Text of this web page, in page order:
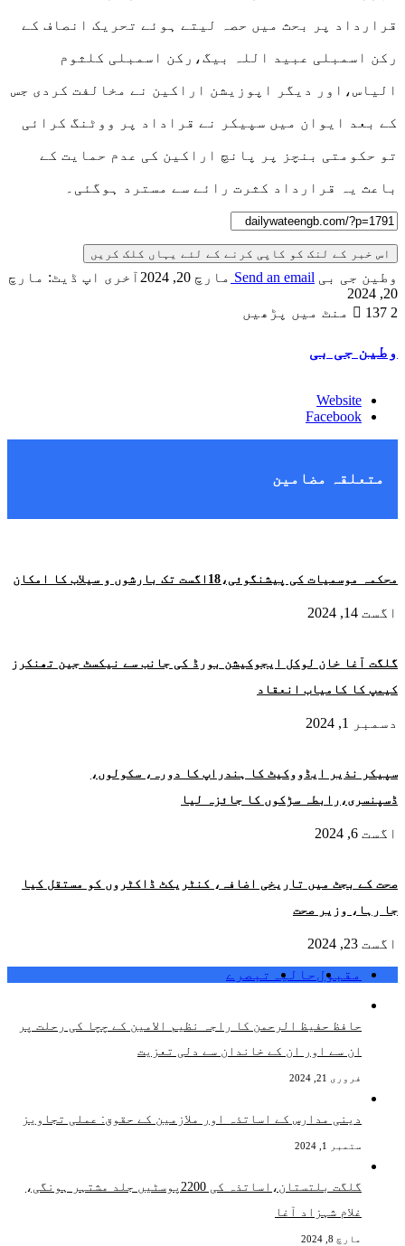
قرارداد پر بحث میں حصہ لیتے ہوئے تحریک انصاف کے
رکن اسمبلی عبید اللہ بیگ،رکن اسمبلی کلثوم
الیاس،اور دیگر اپوزیشن اراکین نے مخالفت کردی جس
کے بعد ایوان میں سپیکر نے قراداد پر ووٹنگ کرائی
تو حکومتی بنچز پر پانچ اراکین کی عدم حمایت کے
باعث یہ قرارداد کثرت رائے سے مسترد ہوگئی۔
اس خبر کے لنک کو کاپی کرنے کے لئے یہاں کلک کریں
وطین جی بی Send an email مارچ 20, 2024
آخری اپ ڈیٹ: مارچ
20, 2024
137 2 منٹ میں پڑھیں
وطین جی بی
Website
Facebook
متعلقہ مضامین
محکمہ موسمیات کی پیشنگوئی،18اگست تک بارشوں و سیلاب کا امکان
اگست 14, 2024
گلگت آغا خان لوکل ایجوکیشن بورڈ کی جانب سے نیکسٹ جین تھنکرز
کیمپ کا کامیاب انعقاد
دسمبر 1, 2024
سپیکر نذیر ایڈووکیٹ کا ہندراپ کا دورہ، سکولوں،
ڈسپنسری،رابطہ سڑکوں کا جائزہ لیا
اگست 6, 2024
صحت کے بجٹ میں تاریخی اضافہ، کنٹریکٹ ڈاکٹروں کو مستقل کیا
جا رہا، وزیر صحت
اگست 23, 2024
مقبولحالیہ تبصرے
حافظ حفیظ الرحمن کا راجہ نظیم الامین کے چچا کی رحلت پر
ان سے اور ان کے خاندان سے دلی تعزیت
فروری 21, 2024
دینی مدارس کے اساتذہ اور ملازمین کے حقوق: عملی تجاویز
ستمبر 1, 2024
گلگت بلتستان،اساتذہ کی 2200پوسٹیں جلد مشتہر ہونگی،
غلام شہزاد آغا
مارچ 8, 2024